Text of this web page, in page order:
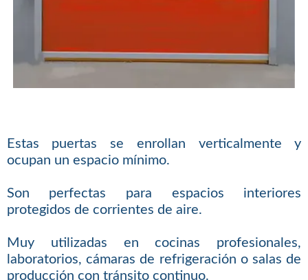
Estas puertas se enrollan verticalmente y
ocupan un espacio mínimo.
Son perfectas para espacios interiores
protegidos de corrientes de aire.
Muy utilizadas en cocinas profesionales,
laboratorios, cámaras de refrigeración o salas de
producción con tránsito continuo.